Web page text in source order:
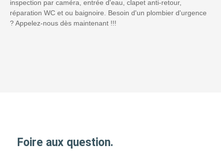
inspection par caméra, entrée d'eau, clapet anti-retour,
réparation WC et ou baignoire. Besoin d'un plombier d'urgence
? Appelez-nous dès maintenant !!!
Foire aux question.